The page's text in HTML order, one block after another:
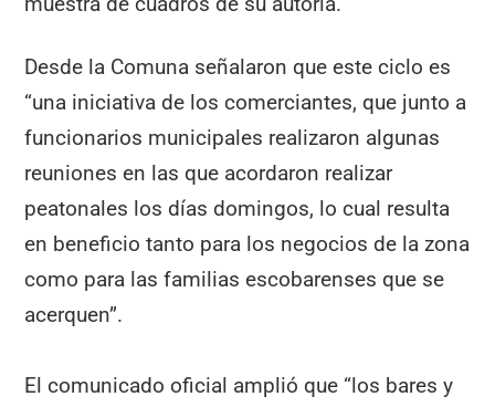
Desde la Comuna señalaron que este ciclo es
“una iniciativa de los comerciantes, que junto a
funcionarios municipales realizaron algunas
reuniones en las que acordaron realizar
peatonales los días domingos, lo cual resulta
en beneficio tanto para los negocios de la zona
como para las familias escobarenses que se
acerquen”.
El comunicado oficial amplió que “los bares y